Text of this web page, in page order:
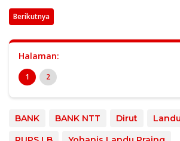
Berikutnya
Halaman:
1 2
BANK BANK NTT Dirut